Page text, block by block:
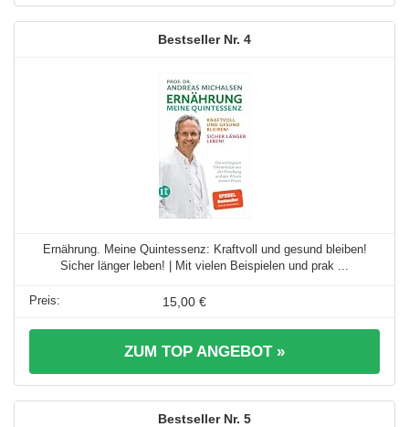
4
Ernährung. Meine Quintessenz: Kraftvoll und gesund bleiben!
Sicher länger leben! | Mit vielen Beispielen und prak ...
15,00 €
ZUM TOP ANGEBOT »
5